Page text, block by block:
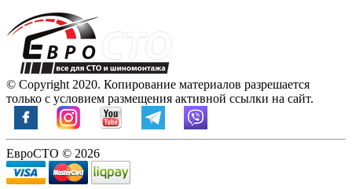
© Copyright 2020. Копирование материалов разрешается
только с условием размещения активной ссылки на сайт.
ЕвроСТО © 2026